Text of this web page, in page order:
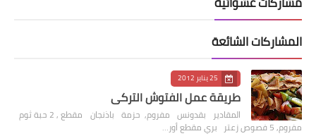
المشاركات الشائعة
25 يناير 2012
طريقة عمل الفتوش التركي
المقادير بقدونس مفروم, حزمة باذنجان مقطع , 2 حبة ثوم
مفروم, 5 فصوص زعتر بري مقطع أور…